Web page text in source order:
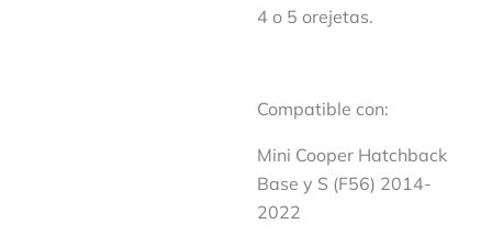
4 o 5 orejetas.
Compatible con:
Mini Cooper Hatchback
Base y S (F56) 2014-
2022